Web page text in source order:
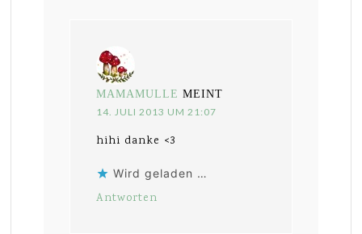
MAMAMULLE MEINT
14. JULI 2013 UM 21:07
hihi danke <3
Wird geladen …
Antworten